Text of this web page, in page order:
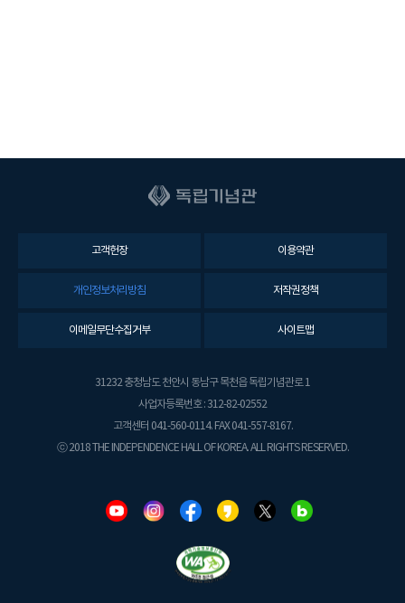
고객헌장 이용약관
개인정보처리방침 저작권정책
이메일무단수집거부 사이트맵
31232 충청남도 천안시 동남구 목천읍 독립기념관로 1
사업자등록번호 : 312-82-02552
고객센터 041-560-0114. FAX 041-557-8167.
ⓒ 2018 THE INDEPENDENCE HALL OF KOREA. ALL RIGHTS RESERVED.